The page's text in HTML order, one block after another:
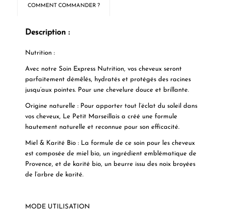
COMMENT COMMANDER ?
Description :
Nutrition :
Avec notre Soin Express Nutrition, vos cheveux seront
parfaitement démêlés, hydratés et protégés des racines
jusqu’aux pointes. Pour une chevelure douce et brillante.
Origine naturelle : Pour apporter tout l’éclat du soleil dans
vos cheveux, Le Petit Marseillais a créé une formule
hautement naturelle et reconnue pour son efficacité.
Miel & Karité Bio : La formule de ce soin pour les cheveux
est composée de miel bio, un ingrédient emblématique de
Provence, et de karité bio, un beurre issu des noix broyées
de l’arbre de karité.
MODE UTILISATION